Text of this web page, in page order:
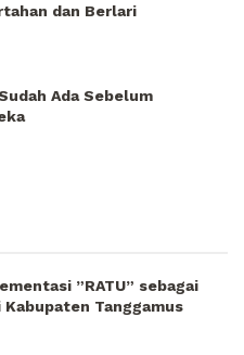
dan Berlari
Ada Sebelum
”RATU” sebagai
Tanggamus